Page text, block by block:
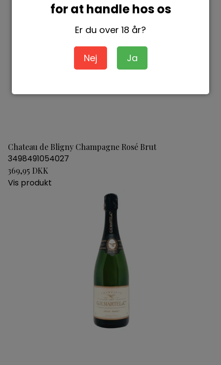
for at handle hos os
Er du over 18 år?
Nej Ja
Chateau de Bligny Champagne Rosé Brut
3498491054027
369,95 DKK
Vis produkt